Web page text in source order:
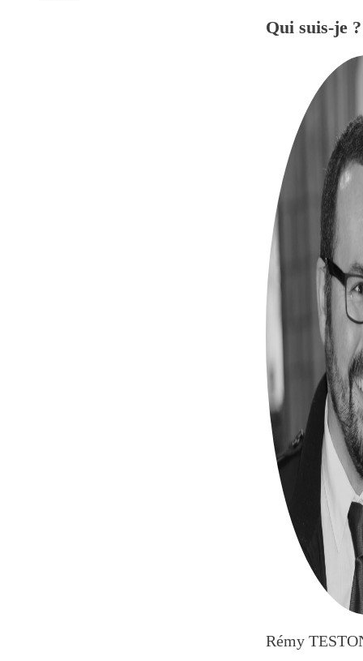
Qui suis-je ?
Rémy